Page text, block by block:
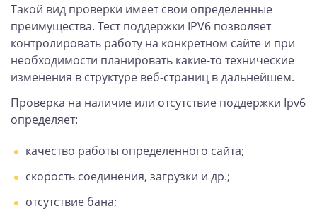
Такой вид проверки имеет свои определенные
преимущества. Тест поддержки IPV6 позволяет
контролировать работу на конкретном сайте и при
необходимости планировать какие-то технические
изменения в структуре веб-страниц в дальнейшем.
Проверка на наличие или отсутствие поддержки Ipv6
определяет:
качество работы определенного сайта;
скорость соединения, загрузки и др.;
отсутствие бана;